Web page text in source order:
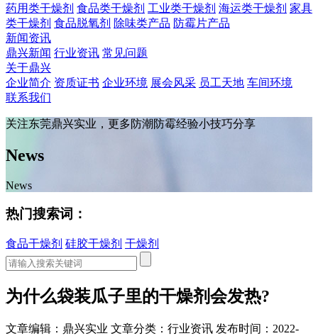
药用类干燥剂 食品类干燥剂 工业类干燥剂 海运类干燥剂 家具
类干燥剂 食品脱氧剂 除味类产品 防霉片产品
新闻资讯
鼎兴新闻 行业资讯 常见问题
关于鼎兴
企业简介 资质证书 企业环境 展会风采 员工天地 车间环境
联系我们
关注东莞鼎兴实业，更多防潮防霉经验小技巧分享
News
News
热门搜索词：
食品干燥剂 硅胶干燥剂 干燥剂
为什么袋装瓜子里的干燥剂会发热?
文章编辑：鼎兴实业 文章分类：行业资讯 发布时间：2022-